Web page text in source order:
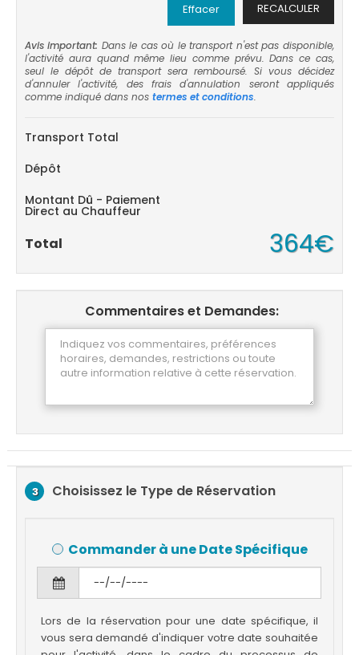
RECALCULER
Effacer
Avis important: Dans le cas où le transport n'est pas disponible,
l'activité aura quand même lieu comme prévu. Dans ce cas,
seul le dépôt de transport sera remboursé. Si vous décidez
d'annuler l'activité, des frais d'annulation seront appliqués
comme indiqué dans nos termes et conditions.
Transport Total
Dépôt
Montant Dû - Paiement
Direct au Chauffeur
Total 364€
Commentaires et Demandes:
3 Choisissez le Type de Réservation
Commander à une Date Spécifique
Lors de la réservation pour une date spécifique, il
vous sera demandé d'indiquer votre date souhaitée